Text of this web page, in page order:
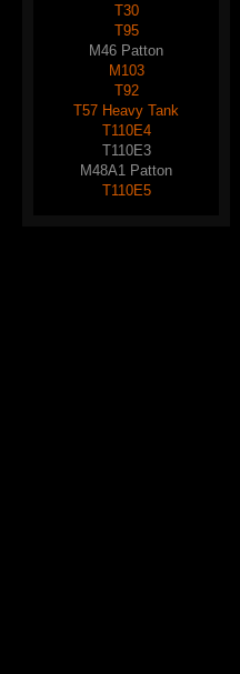
T30
T95
M46 Patton
M103
T92
T57 Heavy Tank
T110E4
T110E3
M48A1 Patton
T110E5